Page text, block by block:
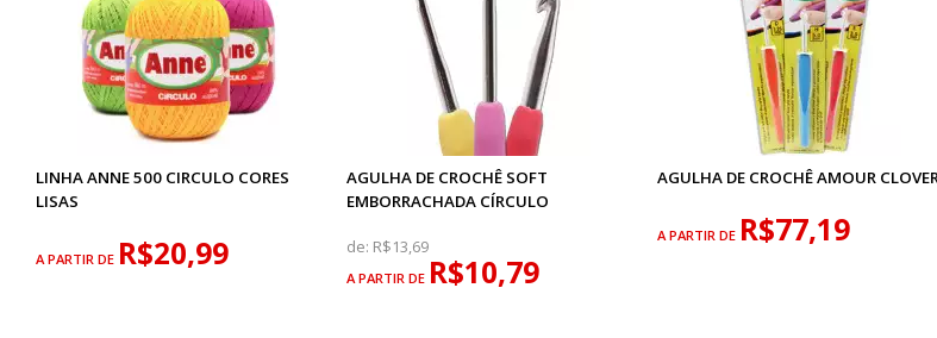
LINHA ANNE 500 CIRCULO CORES
LISAS
A PARTIR DE R$20,99
AGULHA DE CROCHÊ SOFT
EMBORRACHADA CÍRCULO
de: R$13,69
A PARTIR DE R$10,79
AGULHA DE CROCHÊ AMOUR
A PARTIR DE R$77,19